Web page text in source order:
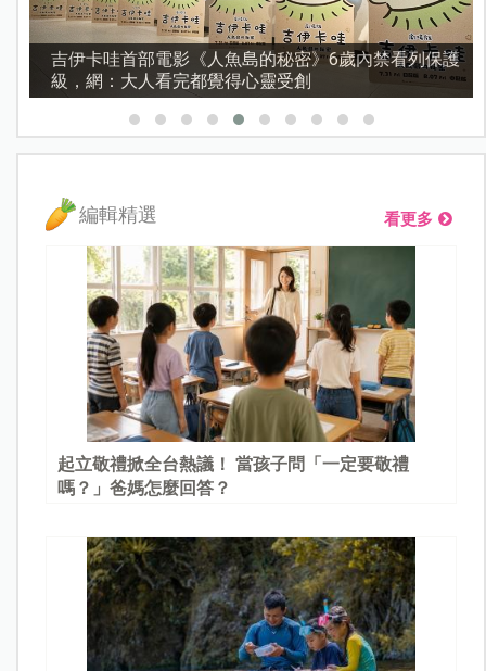
吉伊卡哇首部電影《人魚島的秘密》6歲內禁看列保護
級，網：大人看完都覺得心靈受創
編輯精選 看更多
起立敬禮掀全台熱議！ 當孩子問「一定要敬禮
嗎？」爸媽怎麼回答？